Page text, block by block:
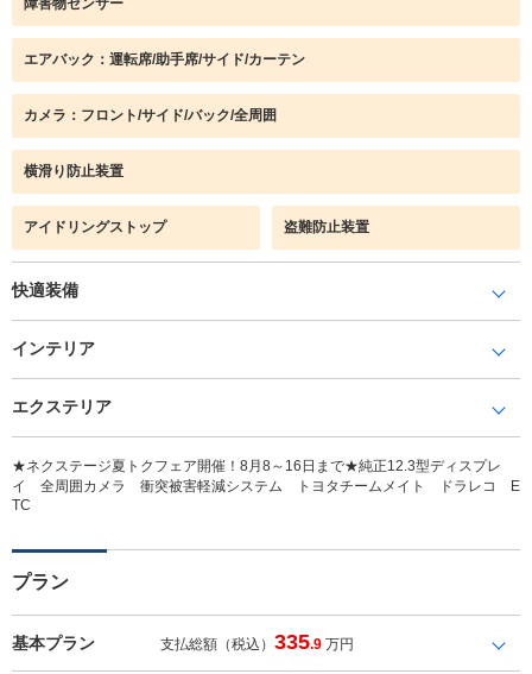
エアバック：運転席/助手席/サイド/カーテン
カメラ：フロント/サイド/バック/全周囲
横滑り防止装置
アイドリングストップ 盗難防止装置
快適装備
インテリア
エクステリア
★ネクステージ夏トクフェア開催！8月8～16日まで★純正12.3型ディスプレ
イ 全周囲カメラ 衝突被害軽減システム トヨタチームメイト ドラレコ E
TC
プラン
基本プラン 支払総額（税込）335.9 万円